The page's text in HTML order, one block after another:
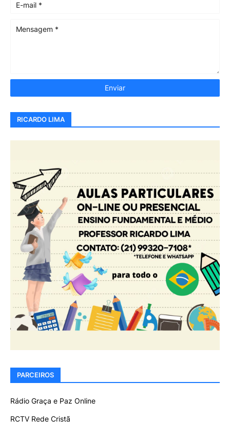
RICARDO LIMA
PARCEIROS
Rádio Graça e Paz Online
RCTV Rede Cristã